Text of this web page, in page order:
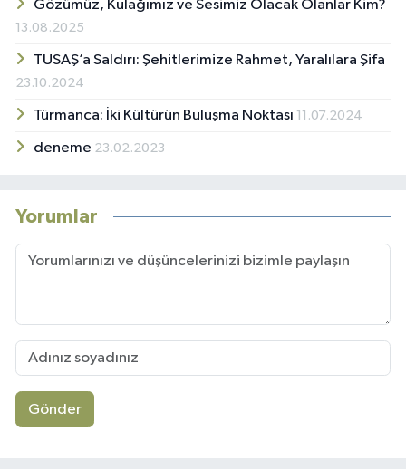
Gözümüz, Kulağımız ve Sesimiz Olacak Olanlar Kim?
13.08.2025
TUSAŞ’a Saldırı: Şehitlerimize Rahmet, Yaralılara Şifa
23.10.2024
Türmanca: İki Kültürün Buluşma Noktası 11.07.2024
deneme 23.02.2023
Yorumlar
Gönder